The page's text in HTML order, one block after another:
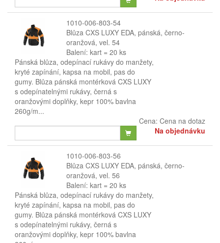
1010-006-803-54
Blůza CXS LUXY EDA, pánská, černo-
oranžová, vel. 54
Balení: kart = 20 ks
Pánská blůza, odepínací rukávy do manžety,
kryté zapínání, kapsa na mobil, pas do
gumy. Blůza pánská montérková CXS LUXY
s odepínatelnými rukávy, černá s
oranžovými doplňky, kepr 100% bavlna
260g/m...
Cena: Cena na dotaz
Na objednávku
1010-006-803-56
Blůza CXS LUXY EDA, pánská, černo-
oranžová, vel. 56
Balení: kart = 20 ks
Pánská blůza, odepínací rukávy do manžety,
kryté zapínání, kapsa na mobil, pas do
gumy. Blůza pánská montérková CXS LUXY
s odepínatelnými rukávy, černá s
oranžovými doplňky, kepr 100% bavlna